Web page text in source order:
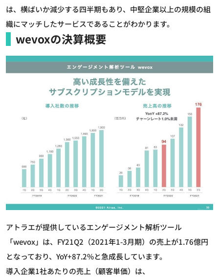
は、横ばいか減少する四半期もあり、中堅企業以上の規模の組
織にマッチしたサービスであることがわかります。
wevoxの決算概要
アトラエが提供しているエンゲージメント解析ツール
「wevox」は、FY21Q2（2021年1-3月期）の売上が1.76億円
となっており、YoY+87.2%と急成長しています。
導入企業1社あたりの売上（顧客単価）は、